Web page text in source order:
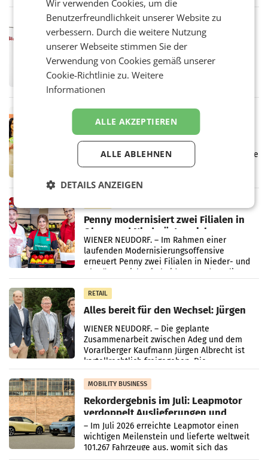
einem Plus von 3,8 Prozent gegenüber dem
Vergleichszeitraum
MARKETING & MEDIA
ProSiebenSat.1 spart und macht
überraschend viel Gewinn
UNTERFÖHRING/MAILAND/AMSTERDAM. Der
Fernsehkonzern ProSiebenSat.1 hat im
Frühjahr dank Kostensenkungen operativ
wieder Gewinn gemacht und die
Eine Bühne für Zirkularität: ARA und
Müller informieren am POS über
Kreislauffähigkeit
Über den gesamten August hinweg rücken die
Altstoff Recycling Austria AG (ARA) und der
„Kreislauf-Helden“ in allen österreichischen
Penny modernisiert zwei Filialen in
Ober- und Niederösterreich
WIENER NEUDORF. – Im Rahmen einer
laufenden Modernisierungsoffensive
erneuert Penny zwei Filialen in Nieder- und
Oberösterreich. Die beiden Standorte liegen
RETAIL
Alles bereit für den Wechsel: Jürgen
Albrecht setzt ab 1.1.2027 auf Adeg
WIENER NEUDORF. – Die geplante
Zusammenarbeit zwischen Adeg und dem
Vorarlberger Kaufmann Jürgen Albrecht ist
kartellrechtlich freigegeben: Die
Bundeswettbewerbsbehörde und der
Bundeskartellanwalt
MOBILITY BUSINESS
Rekordergebnis im Juli: Leapmotor
verdoppelt Auslieferungen und
überschreitet die 100.000er-Marke
– Im Juli 2026 erreichte Leapmotor einen
wichtigen Meilenstein und lieferte weltweit
101.267 Fahrzeuge aus, womit sich das
Ergebnis gegenüber Juli 2025 mehr als
Wir verwenden Cookies, um die
Benutzerfreundlichkeit unserer Website zu
verbessern. Durch die weitere Nutzung
unserer Webseite stimmen Sie der
Verwendung von Cookies gemäß unserer
Cookie-Richtlinie zu.Weitere
Informationen
ALLE AKZEPTIEREN
ALLE ABLEHNEN
DETAILS ANZEIGEN